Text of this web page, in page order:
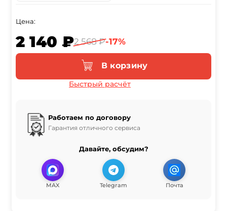
Цена:
2 140 ₽2 568 ₽-17%
В корзину
Быстрый расчёт
Работаем по договору
Гарантия отличного сервиса
Давайте, обсудим?
MAX Telegram Почта